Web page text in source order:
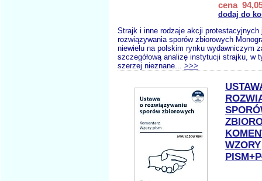
cena
dodaj do
Strajk i inne rodzaje akcji protestacyjnych
rozwiązywania sporów zbiorowych
niewielu na polskim rynku wydawniczym
szczegółową analizę instytucji strajku, w
szerzej nieznane... >>>
WZORY